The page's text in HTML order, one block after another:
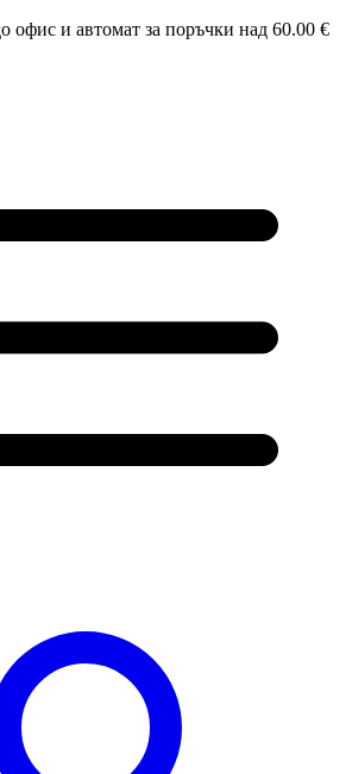
офис и автомат за поръчки над 60.00 €